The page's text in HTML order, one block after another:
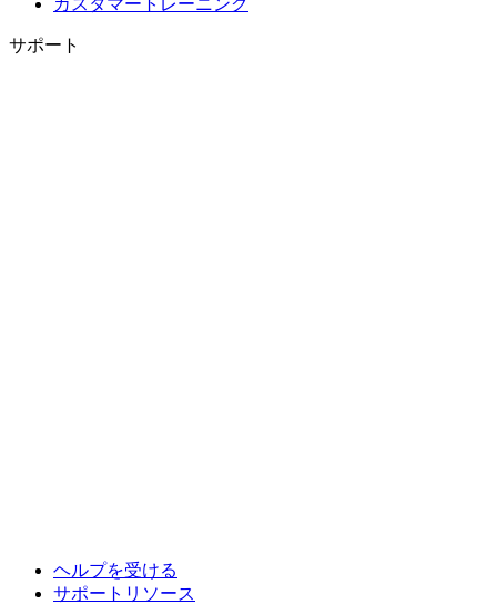
サポート
ヘルプを受ける
サポートリソース